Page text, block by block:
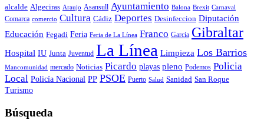
alcalde Algeciras Araujo Asansull Ayuntamiento Balona Brexit Carnaval
Comarca comercio Cultura Cádiz Deportes Desinfeccion Diputación
Educación Fegadi Feria Feria de La Línea Franco Garcia Gibraltar
Hospital IU Junta Juventud La Línea Limpieza Los Barrios
Mancomunidad mercado Noticias Picardo playas pleno Podemos Policia
Local Policía Nacional PP PSOE Puerto Salud Sanidad San Roque
Turismo
Búsqueda